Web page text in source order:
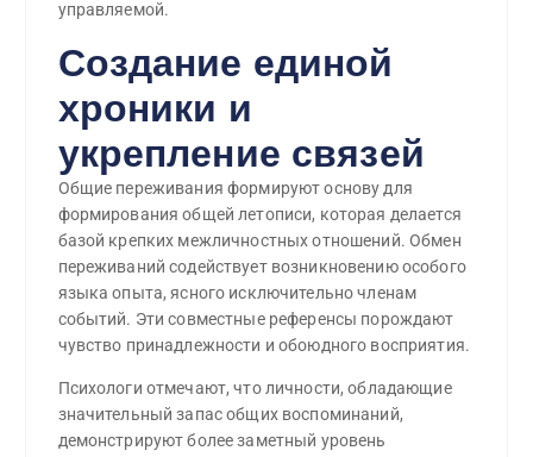
управляемой.
Создание единой
хроники и
укрепление связей
Общие переживания формируют основу для
формирования общей летописи, которая делается
базой крепких межличностных отношений. Обмен
переживаний содействует возникновению особого
языка опыта, ясного исключительно членам
событий. Эти совместные референсы порождают
чувство принадлежности и обоюдного восприятия.
Психологи отмечают, что личности, обладающие
значительный запас общих воспоминаний,
демонстрируют более заметный уровень